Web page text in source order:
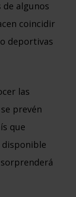
algunos
coincidir
deportivas
las
prevén
que